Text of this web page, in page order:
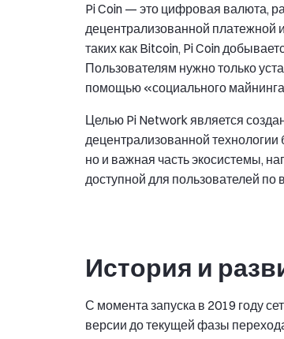
Pi Coin — это цифровая валюта,
децентрализованной платежной
таких как Bitcoin, Pi Coin
Пользователям нужно только
помощью «социального
Целью Pi Network является
децентрализованной технологии
но и важная часть экосистемы,
доступной для пользователей по
История и
С момента запуска в 2019 году
версии до текущей фазы